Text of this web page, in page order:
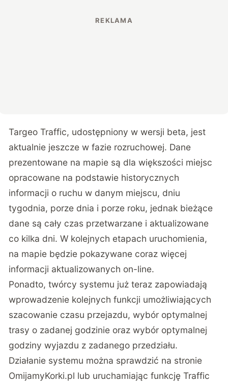
Targeo Traffic, udostępniony w wersji beta, jest
aktualnie jeszcze w fazie rozruchowej. Dane
prezentowane na mapie są dla większości miejsc
opracowane na podstawie historycznych
informacji o ruchu w danym miejscu, dniu
tygodnia, porze dnia i porze roku, jednak bieżące
dane są cały czas przetwarzane i aktualizowane
co kilka dni. W kolejnych etapach uruchomienia,
na mapie będzie pokazywane coraz więcej
informacji aktualizowanych on-line.
Ponadto, twórcy systemu już teraz zapowiadają
wprowadzenie kolejnych funkcji umożliwiających
szacowanie czasu przejazdu, wybór optymalnej
trasy o zadanej godzinie oraz wybór optymalnej
godziny wyjazdu z zadanego przedziału.
Działanie systemu można sprawdzić na stronie
OmijamyKorki.pl lub uruchamiając funkcję Traffic